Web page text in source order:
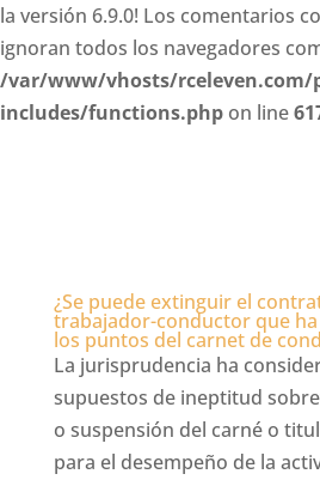
la versión 6.9.0! Los comentarios
ignoran todos los navegadores
/var/www/vhosts/rceleven.com/
includes/functions.php on line
¿Se puede extinguir el
trabajador-conductor que
los puntos del carnet de
La jurisprudencia ha
supuestos de ineptitud
o suspensión del carné o
para el desempeño de la